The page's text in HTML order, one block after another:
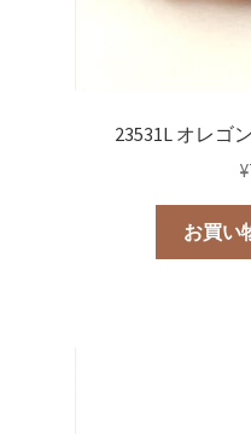
23531L オレゴ
¥
お買い